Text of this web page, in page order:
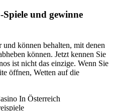
Spiele und gewinne
und können behalten, mit denen
können. Jetzt kennen Sie
ist nicht das einzige. Wenn Sie
öffnen, Wetten auf die
In Österreich